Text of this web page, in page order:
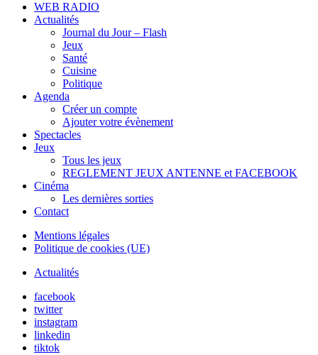
WEB RADIO
Actualités
Journal du Jour – Flash
Jeux
Santé
Cuisine
Politique
Agenda
Créer un compte
Ajouter votre évènement
Spectacles
Jeux
Tous les jeux
REGLEMENT JEUX ANTENNE et FACEBOOK
Cinéma
Les dernières sorties
Contact
Mentions légales
Politique de cookies (UE)
Actualités
facebook
twitter
instagram
linkedin
tiktok